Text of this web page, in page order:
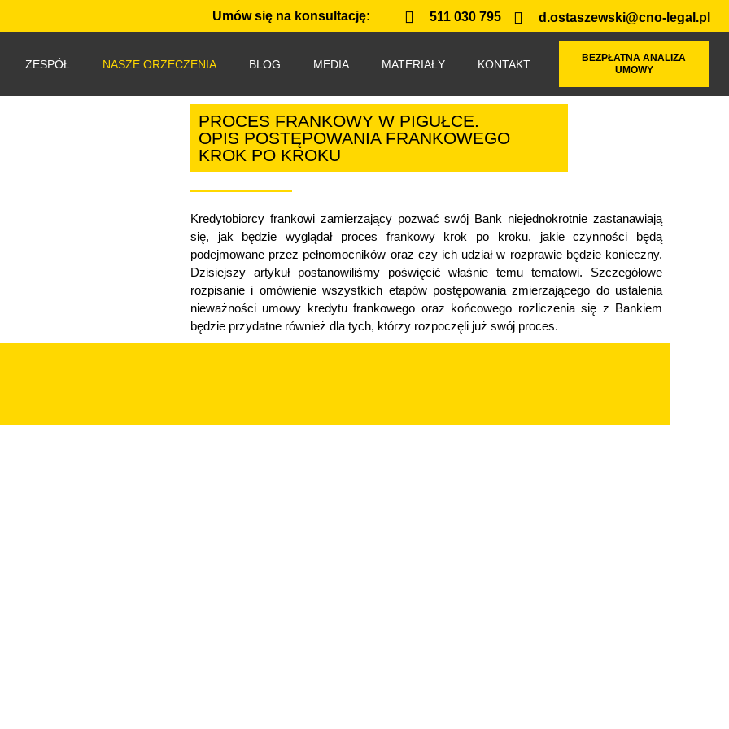
Umów się na konsultację: 511 030 795 d.ostaszewski@cno-legal.pl
ZESPÓŁ NASZE ORZECZENIA BLOG MEDIA MATERIAŁY KONTAKT
BEZPŁATNA ANALIZA
UMOWY
PROCES FRANKOWY W PIGUŁCE.
OPIS POSTĘPOWANIA FRANKOWEGO
KROK PO KROKU
Kredytobiorcy frankowi zamierzający pozwać swój Bank niejednokrotnie zastanawiają
się, jak będzie wyglądał proces frankowy krok po kroku, jakie czynności będą
podejmowane przez pełnomocników oraz czy ich udział w rozprawie będzie konieczny.
Dzisiejszy artykuł postanowiliśmy poświęcić właśnie temu tematowi. Szczegółowe
rozpisanie i omówienie wszystkich etapów postępowania zmierzającego do ustalenia
nieważności umowy kredytu frankowego oraz końcowego rozliczenia się z Bankiem
będzie przydatne również dla tych, którzy rozpoczęli już swój proces.